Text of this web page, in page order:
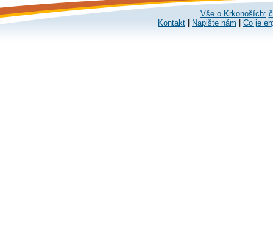
Vše o Krkonoších:
Kontakt
Napište nám Co je